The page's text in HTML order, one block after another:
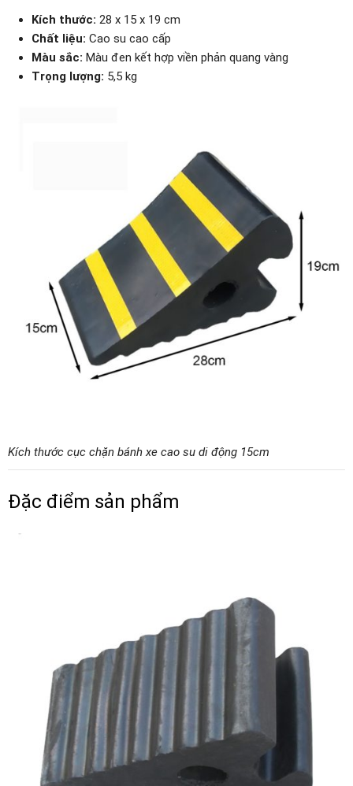
Kích thước: 28 x 15 x 19 cm
Chất liệu: Cao su cao cấp
Màu sắc: Màu đen kết hợp viền phản quang vàng
Trọng lượng: 5,5 kg
Kích thước cục chặn bánh xe cao su di động 15cm
Đặc điểm sản phẩm